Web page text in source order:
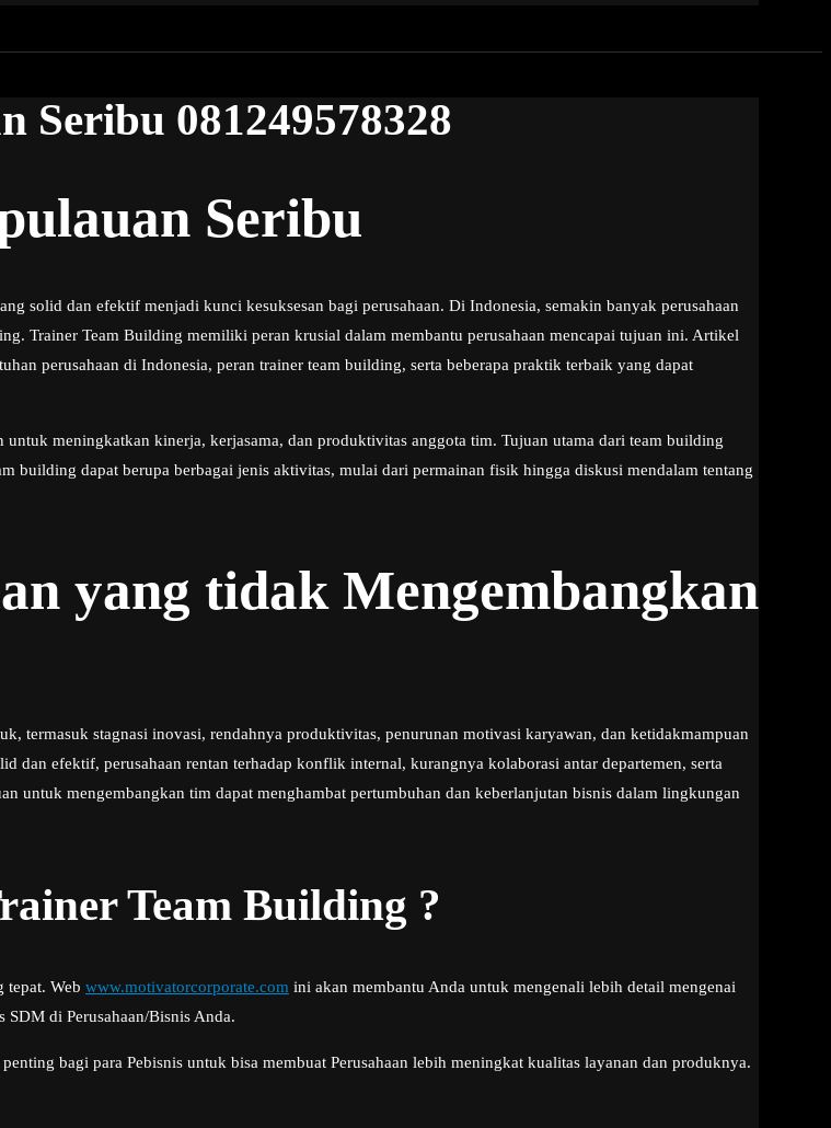
Seribu 081249578328
Seribu
solid dan efektif menjadi kunci kesuksesan bagi perusahaan. Di Indonesia, semakin banyak perusahaan
Trainer Team Building memiliki peran krusial dalam membantu perusahaan mencapai tujuan ini. Artikel
perusahaan di Indonesia, peran trainer team building, serta beberapa praktik terbaik yang dapat
meningkatkan kinerja, kerjasama, dan produktivitas anggota tim. Tujuan utama dari team building
dapat berupa berbagai jenis aktivitas, mulai dari permainan fisik hingga diskusi mendalam tentang
yang tidak Mengembangkan
termasuk stagnasi inovasi, rendahnya produktivitas, penurunan motivasi karyawan, dan ketidakmampuan
dan efektif, perusahaan rentan terhadap konflik internal, kurangnya kolaborasi antar departemen, serta
untuk mengembangkan tim dapat menghambat pertumbuhan dan keberlanjutan bisnis dalam lingkungan
Team Building ?
tepat. Web www.motivatorcorporate.com ini akan membantu Anda untuk mengenali lebih detail mengenai
di Perusahaan/Bisnis Anda.
bagi para Pebisnis untuk bisa membuat Perusahaan lebih meningkat kualitas layanan dan produknya.